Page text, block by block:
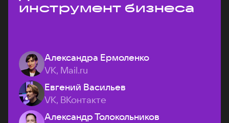
инструмент бизнеса
Александра Ермоленко
VK, Mail.ru
Евгений Васильев
VK, ВКонтакте
Александр Толокольников